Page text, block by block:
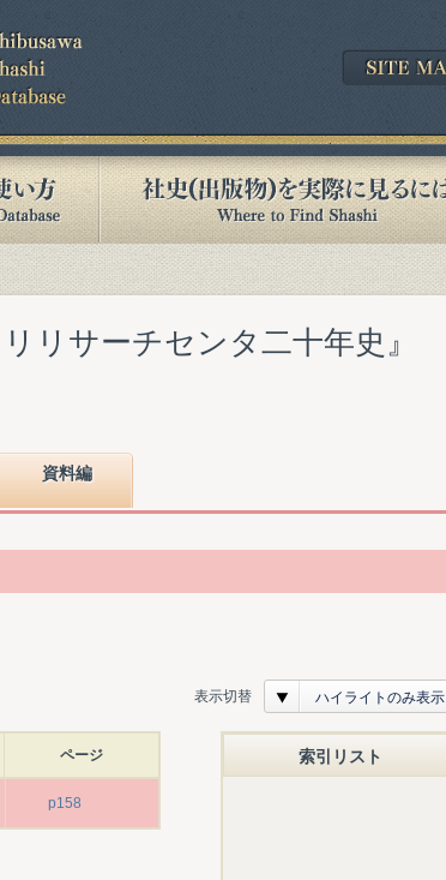
リサーチセンタ二十年史』
資料編
表示切替 ハイライトのみ表示
ページ
p158
索引リスト